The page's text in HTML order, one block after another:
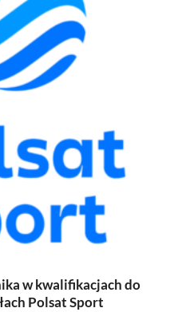
w kwalifikacjach do
Polsat Sport